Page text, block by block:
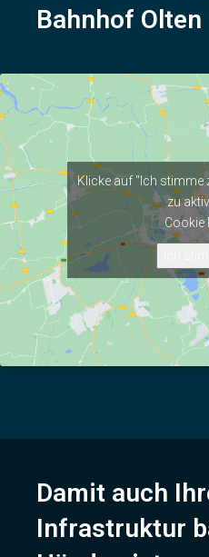
Bahnhof Olten
Klicke auf "Ich stimme
zu
Cookie
Damit auch
Infrastruktur